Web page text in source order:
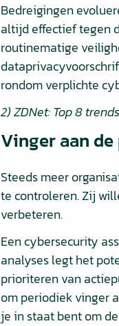
Bedreigingen
altijd effectief tegen
routinematige
rondom verplichte
2) ZDNet: Top 8
Vinger aan
Steeds meer
te controleren. Zij
verbeteren.
Een cybersecurity
analyses legt het
prioriteren van
om periodiek vinger
je in staat bent om